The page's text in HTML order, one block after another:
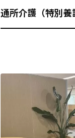
通所介護（特別養